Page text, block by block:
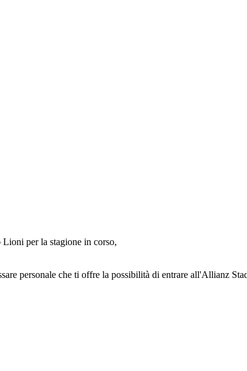
Lioni per la stagione in corso,
personale che ti offre la possibilità di entrare all'Allianz